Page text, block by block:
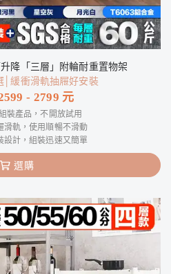
降「三層」附輪耐重置物架
│緩衝滑軌抽屜好安裝
- 2799 元
裝產品，不開放試用
滑軌，使用順暢不滑動
設計，組裝迅速又簡單
選購